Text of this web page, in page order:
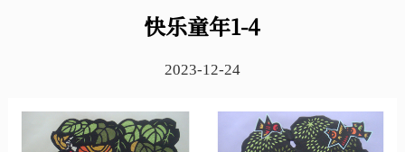
快乐童年1-4
2023-12-24